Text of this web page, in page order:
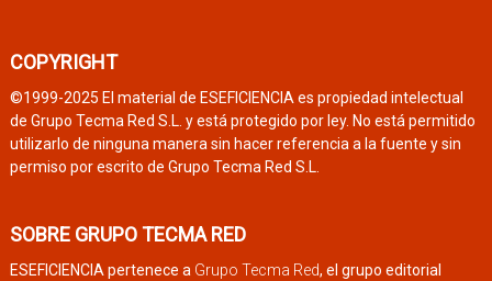
COPYRIGHT
©1999-2025 El material de ESEFICIENCIA es propiedad intelectual
de Grupo Tecma Red S.L. y está protegido por ley. No está permitido
utilizarlo de ninguna manera sin hacer referencia a la fuente y sin
permiso por escrito de Grupo Tecma Red S.L.
SOBRE GRUPO TECMA RED
ESEFICIENCIA pertenece a Grupo Tecma Red, el grupo editorial